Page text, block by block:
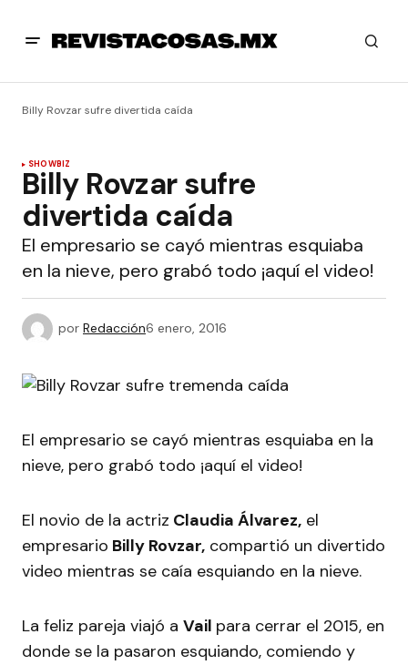
Billy Rovzar sufre divertida caída
SHOWBIZ
Billy Rovzar sufre
divertida caída
El empresario se cayó mientras esquiaba
en la nieve, pero grabó todo ¡aquí el video!
por Redacción6 enero, 2016
El empresario se cayó mientras esquiaba en la
nieve, pero grabó todo ¡aquí el video!
El novio de la actriz Claudia Álvarez, el
empresario Billy Rovzar, compartió un divertido
video mientras se caía esquiando en la nieve.
La feliz pareja viajó a Vail para cerrar el 2015, en
donde se la pasaron esquiando, comiendo y